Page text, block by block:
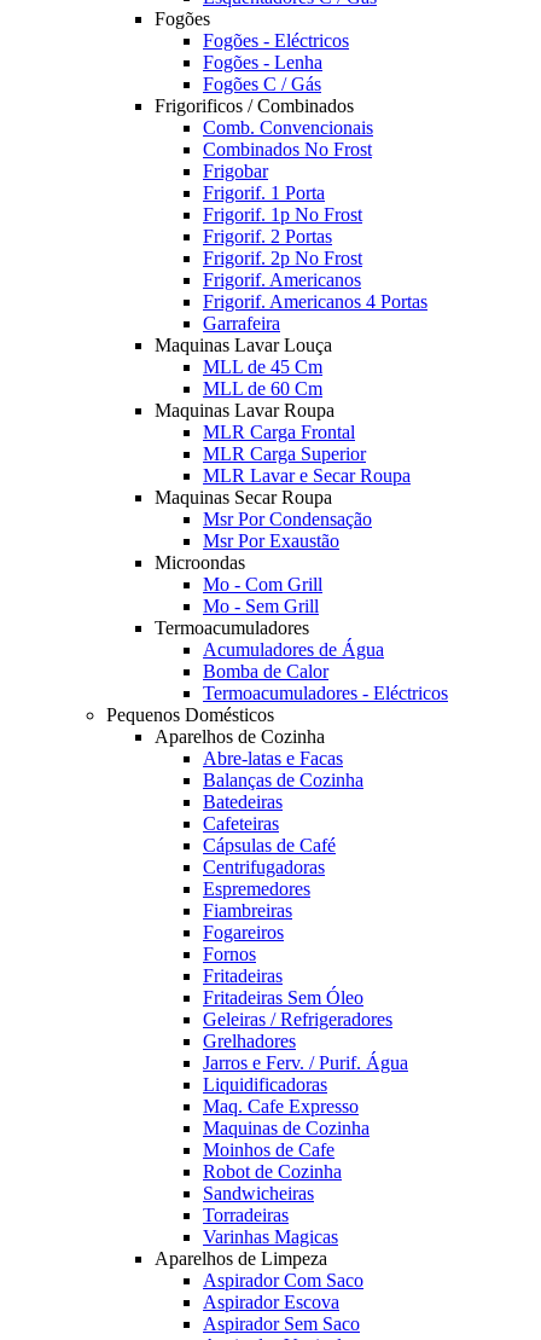
Fogões
Fogões - Eléctricos
Fogões - Lenha
Fogões C / Gás
Frigorificos / Combinados
Comb. Convencionais
Combinados No Frost
Frigobar
Frigorif. 1 Porta
Frigorif. 1p No Frost
Frigorif. 2 Portas
Frigorif. 2p No Frost
Frigorif. Americanos
Frigorif. Americanos 4 Portas
Garrafeira
Maquinas Lavar Louça
MLL de 45 Cm
MLL de 60 Cm
Maquinas Lavar Roupa
MLR Carga Frontal
MLR Carga Superior
MLR Lavar e Secar Roupa
Maquinas Secar Roupa
Msr Por Condensação
Msr Por Exaustão
Microondas
Mo - Com Grill
Mo - Sem Grill
Termoacumuladores
Acumuladores de Água
Bomba de Calor
Termoacumuladores - Eléctricos
Pequenos Domésticos
Aparelhos de Cozinha
Abre-latas e Facas
Balanças de Cozinha
Batedeiras
Cafeteiras
Cápsulas de Café
Centrifugadoras
Espremedores
Fiambreiras
Fogareiros
Fornos
Fritadeiras
Fritadeiras Sem Óleo
Geleiras / Refrigeradores
Grelhadores
Jarros e Ferv. / Purif. Água
Liquidificadoras
Maq. Cafe Expresso
Maquinas de Cozinha
Moinhos de Cafe
Robot de Cozinha
Sandwicheiras
Torradeiras
Varinhas Magicas
Aparelhos de Limpeza
Aspirador Com Saco
Aspirador Escova
Aspirador Sem Saco